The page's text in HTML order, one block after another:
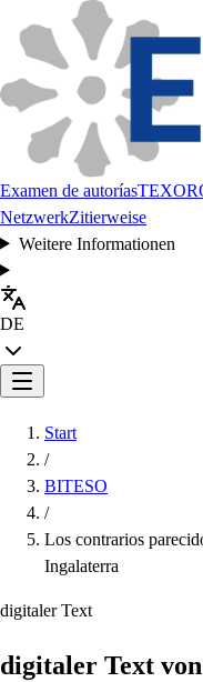
Examen de autorías
NetzwerkZitierweise
Weitere Informationen
DE
Start
/
BITESO
/
Los contrarios
Ingalaterra
digitaler Text
digitaler Text von